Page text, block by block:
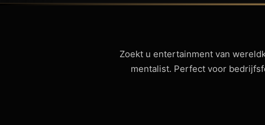
Zoekt u entertainment van
mentalist. Perfect voor